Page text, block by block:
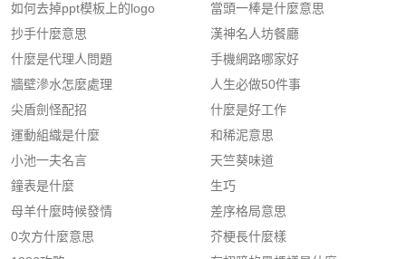
如何去掉ppt模板上的logo
抄手什麼意思
什麼是代理人問題
牆壁滲水怎麼處理
尖盾劍怪配招
運動組織是什麼
小池一夫名言
鐘表是什麼
母羊什麼時候發情
0次方什麼意思
當頭一棒是什麼意思
漢神名人坊餐廳
手機網路哪家好
人生必做50件事
什麼是好工作
和稀泥意思
天竺葵味道
生巧
差序格局意思
芥梗長什麼樣